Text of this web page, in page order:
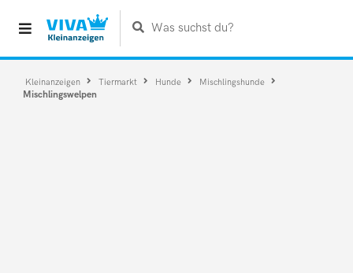
Was suchst du?
Kleinanzeigen Tiermarkt Hunde Mischlingshunde
Mischlingswelpen